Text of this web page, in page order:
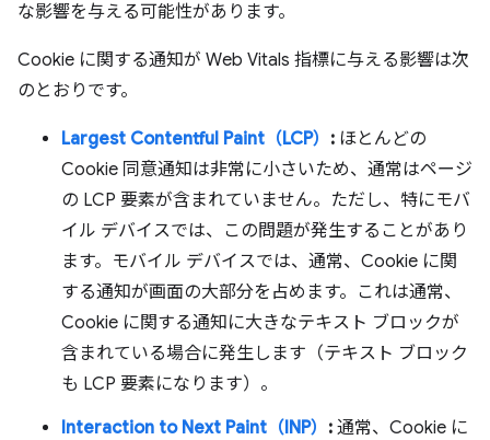
な影響を与える可能性があります。
Cookie に関する通知が Web Vitals 指標に与える影響は次
のとおりです。
Largest Contentful Paint（LCP） : ほとんどの
Cookie 同意通知は非常に小さいため、通常はページ
の LCP 要素が含まれていません。ただし、特にモバ
イル デバイスでは、この問題が発生することがあり
ます。モバイル デバイスでは、通常、Cookie に関
する通知が画面の大部分を占めます。これは通常、
Cookie に関する通知に大きなテキスト ブロックが
含まれている場合に発生します（テキスト ブロック
も LCP 要素になります）。
Interaction to Next Paint（INP） : 通常、Cookie に